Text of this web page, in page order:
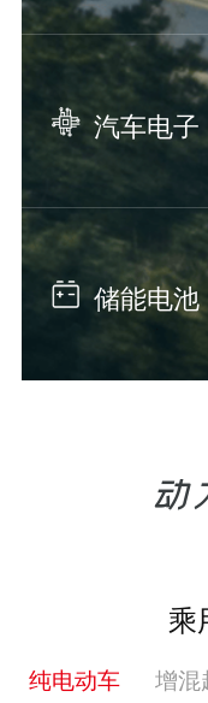
汽车电子
储能电池
动
乘
纯电动车 增混